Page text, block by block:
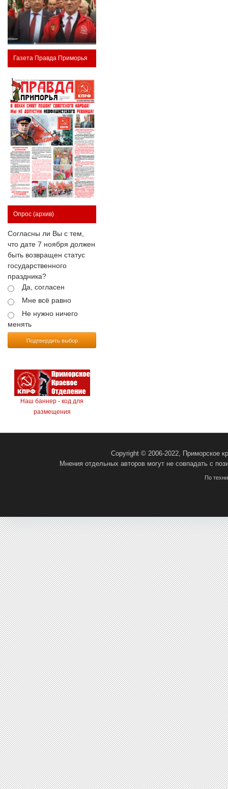
Газета Правда Приморья
Опрос (архив)
Согласны ли Вы с тем,
что дате 7 ноября должен
быть возвращен статус
государственного
праздника?
Да, согласен
Мне всё равно
Не нужно ничего
менять
Подтвердить выбор
Наш баннер - код для
размещения
Copyright © 2006-2022, Приморское
Мнения отдельных авторов могут не совпадать с
По